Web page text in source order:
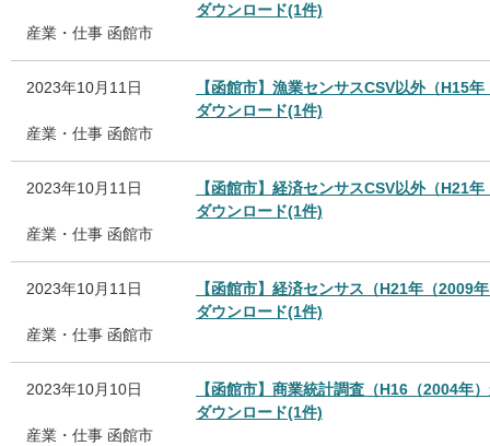
ダウンロード(1件)
産業・仕事 函館市
2023年10月11日
【函館市】漁業センサスCSV以外（H15
ダウンロード(1件)
産業・仕事 函館市
2023年10月11日
【函館市】経済センサスCSV以外（H21
ダウンロード(1件)
産業・仕事 函館市
2023年10月11日
【函館市】経済センサス（H21年（2009
ダウンロード(1件)
産業・仕事 函館市
2023年10月10日
【函館市】商業統計調査（H16（2004年
ダウンロード(1件)
産業・仕事 函館市